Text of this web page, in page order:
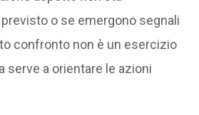
o se emergono segnali
confronto non è un esercizio
serve a orientare le azioni